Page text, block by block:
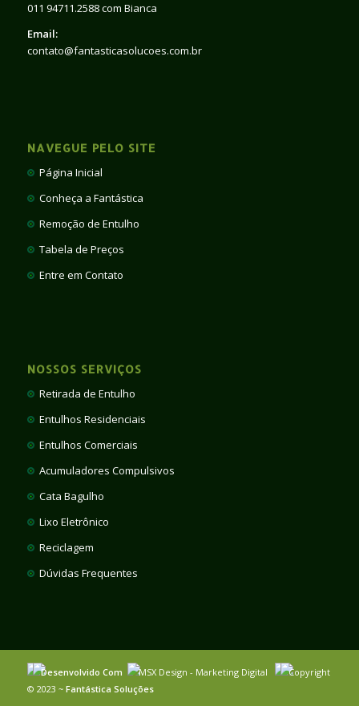
011 94711.2588 com Bianca
Email:
contato@fantasticasolucoes.com.br
NAVEGUE PELO SITE
Página Inicial
Conheça a Fantástica
Remoção de Entulho
Tabela de Preços
Entre em Contato
NOSSOS SERVIÇOS
Retirada de Entulho
Entulhos Residenciais
Entulhos Comerciais
Acumuladores Compulsivos
Cata Bagulho
Lixo Eletrônico
Reciclagem
Dúvidas Frequentes
Desenvolvido Com MSX Design - Marketing Digital
Copyright
© 2023 ~ Fantástica Soluções